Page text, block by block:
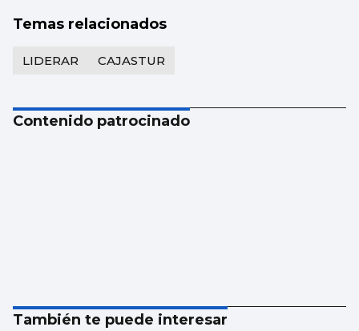
Temas relacionados
LIDERAR CAJASTUR
Contenido patrocinado
También te puede interesar